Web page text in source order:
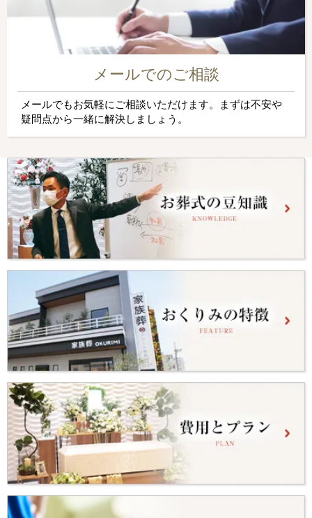
メールでのご相談
メールでもお気軽にご相談いただけます。まずは不安や
疑問点から一緒に解決しましょう。